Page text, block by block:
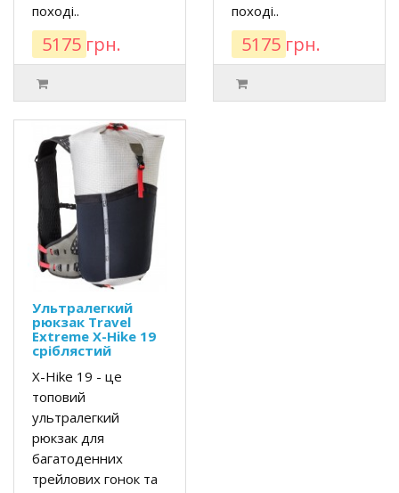
поході..
5175 грн.
поході..
5175 грн.
Ультралегкий
рюкзак Travel
Extreme X-Hike 19
сріблястий
X-Hike 19 - це
топовий
ультралегкий
рюкзак для
багатоденних
трейлових гонок та